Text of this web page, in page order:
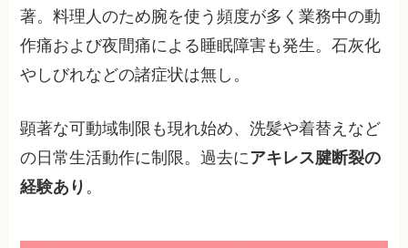
著。料理人のため腕を使う頻度が多く業務中の動
作痛および夜間痛による睡眠障害も発生。石灰化
やしびれなどの諸症状は無し。
顕著な可動域制限も現れ始め、洗髪や着替えなど
の日常生活動作に制限。過去にアキレス腱断裂の
経験あり 。